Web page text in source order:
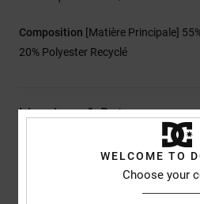
Composition [Matière Principale]
20% Polyester Recyclé
Livraison & Retours
WELCOME TO
Choose your